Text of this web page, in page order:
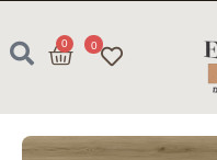
0
0
עגלת